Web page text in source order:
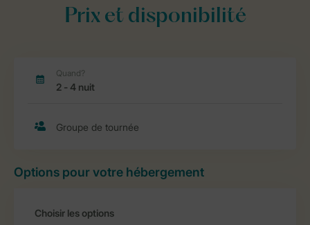
Prix et disponibilité
Options pour votre hébergement